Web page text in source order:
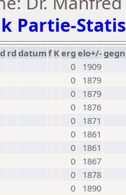
Partie-
rd datumf Kerg elo+/-
0
1909
0
1879
0
1879
0
1876
0
1871
0
1861
0
1861
0
1867
0
1878
0
1890